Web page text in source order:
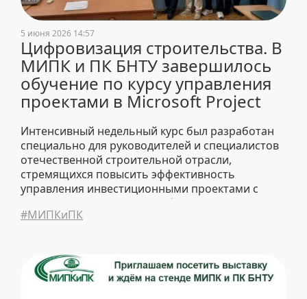
5 июня 2026 14:57
Цифровизация строительства. В
МИПК и ПК БНТУ завершилось
обучение по курсу управления
проектами в Microsoft Project
Интенсивный недельный курс был разработан
специально для руководителей и специалистов
отечественной строительной отрасли,
стремящихся повысить эффективность
управления инвестиционными проектами с
помощью современных цифровых
инструментов.
#МИПКиПК